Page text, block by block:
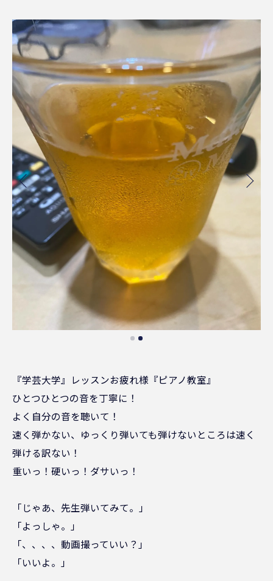
『学芸大学』レッスンお疲れ様『ピアノ教室』
ひとつひとつの音を丁寧に！
よく自分の音を聴いて！
速く弾かない、ゆっくり弾いても弾けないところは速く
弾ける訳ない！
重いっ！硬いっ！ダサいっ！
「じゃあ、先生弾いてみて。」
「よっしゃ。」
「、、、、動画撮っていい？」
「いいよ。」